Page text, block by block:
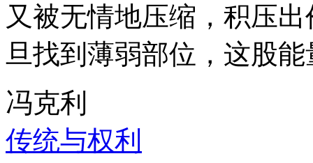
又被无情地压缩，积压
旦找到薄弱部位，这股
冯克利
传统与权利